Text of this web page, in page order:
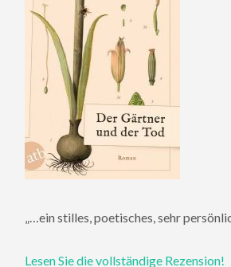
„…ein stilles, poetisches, sehr
Lesen Sie die vollständige Rezension!